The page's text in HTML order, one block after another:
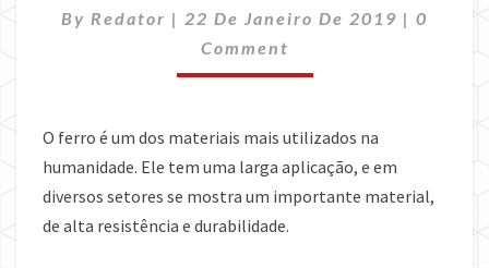
PODE
PRECISAR
EM
By Redator | 22 De Janeiro De 2019 | 0
Comment
O ferro é um dos materiais mais utilizados na
humanidade. Ele tem uma larga aplicação, e em
diversos setores se mostra um importante material,
de alta resistência e durabilidade.